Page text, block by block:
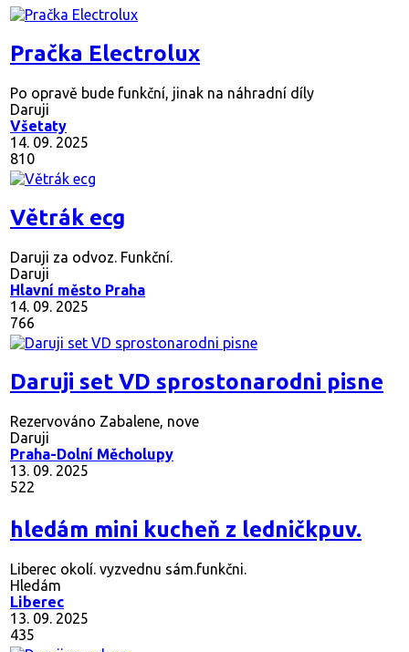
Pračka Electrolux
Po opravě bude funkční, jinak na náhradní díly
Daruji
Všetaty
14. 09. 2025
810
Větrák ecg
Daruji za odvoz. Funkční.
Daruji
Hlavní město Praha
14. 09. 2025
766
Daruji set VD sprostonarodni pisne
Rezervováno Zabalene, nove
Daruji
Praha-Dolní Měcholupy
13. 09. 2025
522
hledám mini kucheň z ledničkpuv.
Liberec okolí. vyzvednu sám.funkčni.
Hledám
Liberec
13. 09. 2025
435